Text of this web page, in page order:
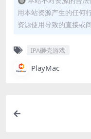
用本站资源产生的任何
资源使用导致的直接或
IPA砸壳游戏
PlayMac